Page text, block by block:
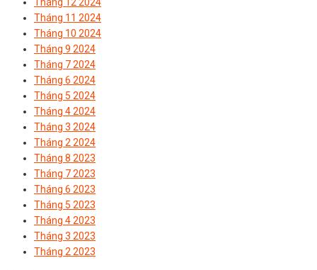
Tháng 11 2024
Tháng 10 2024
Tháng 9 2024
Tháng 7 2024
Tháng 6 2024
Tháng 5 2024
Tháng 4 2024
Tháng 3 2024
Tháng 2 2024
Tháng 8 2023
Tháng 7 2023
Tháng 6 2023
Tháng 5 2023
Tháng 4 2023
Tháng 3 2023
Tháng 2 2023